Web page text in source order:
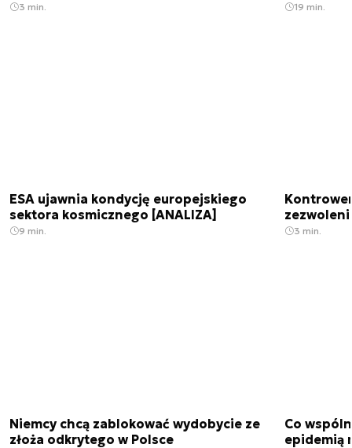
3 min. 19 min.
ESA ujawnia kondycję europejskiego
sektora kosmicznego [ANALIZA]
9 min. 3 min.
Niemcy chcą zablokować wydobycie ze
złoża odkrytego w Polsce
Co
epidemią